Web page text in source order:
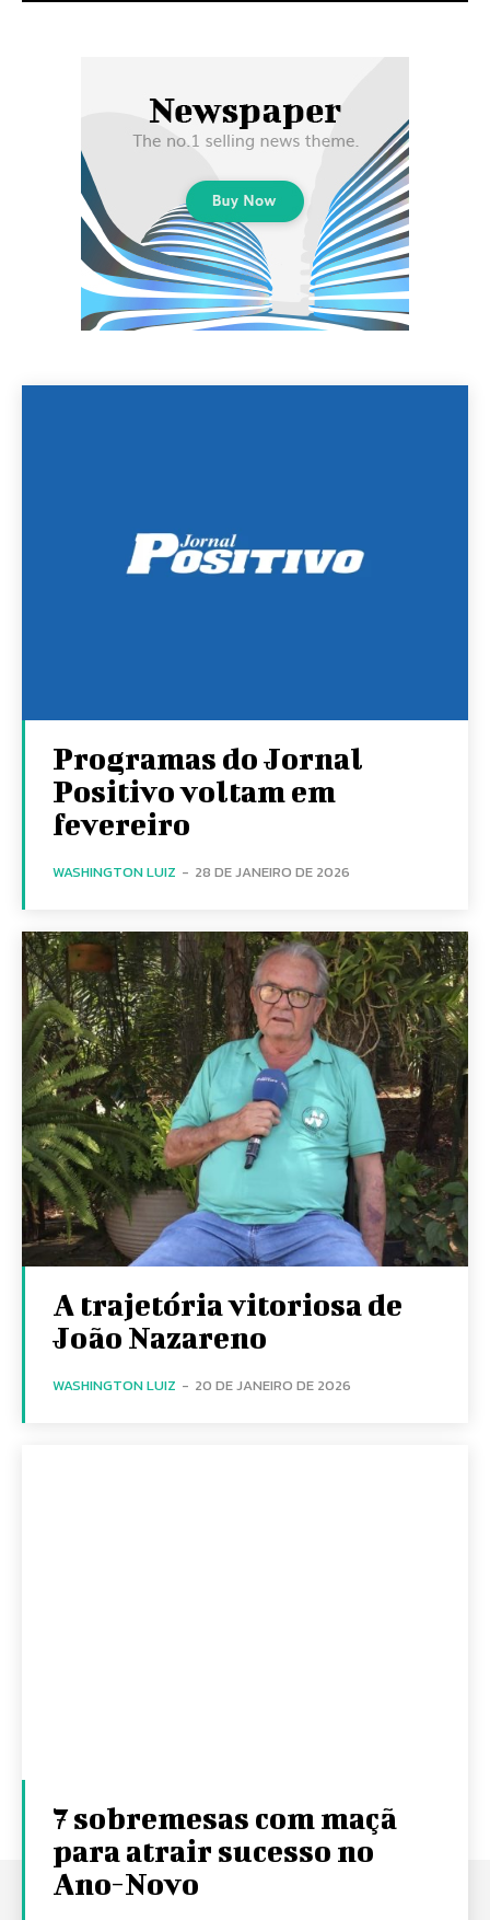
Programas do Jornal
Positivo voltam em
fevereiro
WASHINGTON LUIZ - 28 DE JANEIRO DE 2026
A trajetória vitoriosa de
João Nazareno
WASHINGTON LUIZ - 20 DE JANEIRO DE 2026
7 sobremesas com maçã
para atrair sucesso no
Ano-Novo